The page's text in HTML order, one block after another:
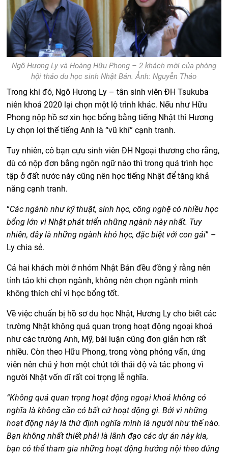
Ngô Hương Ly và Hoàng Hữu Phong – 2 khách mời của phòng
hội thảo du học sinh Nhật Bản. Ảnh: Nguyễn Thảo
Trong khi đó, Ngô Hương Ly – tân sinh viên ĐH Tsukuba
niên khoá 2020 lại chọn một lộ trình khác. Nếu như Hữu
Phong nộp hồ sơ xin học bổng bằng tiếng Nhật thì Hương
Ly chọn lợi thế tiếng Anh là “vũ khí” cạnh tranh.
Tuy nhiên, cô bạn cựu sinh viên ĐH Ngoại thương cho rằng,
dù có nộp đơn bằng ngôn ngữ nào thì trong quá trình học
tập ở đất nước này cũng nên học tiếng Nhật để tăng khả
năng cạnh tranh.
“Các ngành như kỹ thuật, sinh học, công nghệ có nhiều học
bổng lớn vì Nhật phát triển những ngành này nhất. Tuy
nhiên, đây là những ngành khó học, đặc biệt với con gái” –
Ly chia sẻ.
Cả hai khách mời ở nhóm Nhật Bản đều đồng ý rằng nên
tỉnh táo khi chọn ngành, không nên chọn ngành mình
không thích chỉ vì học bổng tốt.
Về việc chuẩn bị hồ sơ du học Nhật, Hương Ly cho biết các
trường Nhật không quá quan trọng hoạt động ngoại khoá
như các trường Anh, Mỹ, bài luận cũng đơn giản hơn rất
nhiều. Còn theo Hữu Phong, trong vòng phỏng vấn, ứng
viên nên chú ý hơn một chút tới thái độ và tác phong vì
người Nhật vốn dĩ rất coi trọng lễ nghĩa.
“Không quá quan trọng hoạt động ngoại khoá không có
nghĩa là không cần có bất cứ hoạt động gì. Bởi vì những
hoạt động này là thứ định nghĩa mình là người như thế nào.
Bạn không nhất thiết phải là lãnh đạo các dự án này kia,
bạn có thể tham gia những hoạt động hướng nội theo đúng